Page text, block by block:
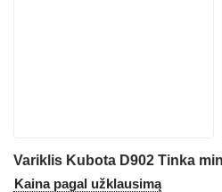
Kaina pagal užklausimą